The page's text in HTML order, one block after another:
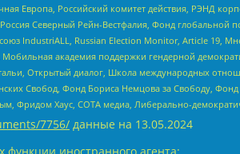
Европа, Российский комитет действия, РЭНД
Северный Рейн-Вестфалия, Фонд
IndustriALL, Russian Election Monitor, Article 19,
академия поддержки гендерной
Открытый диалог, Школа международных
Свобод, Фонд Бориса Немцова за Свободу,
Фридом Хаус, СОТА медиа, Либерально-
7756/ данные на 13.05.2024
иностранного агента: